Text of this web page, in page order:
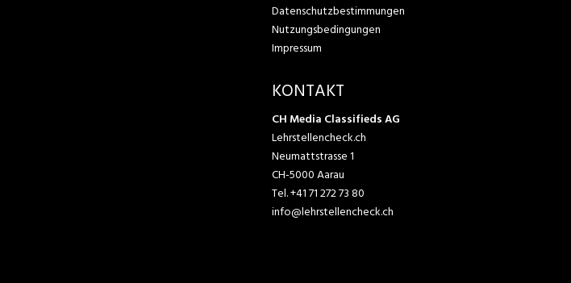
Datenschutzbestimmungen
Nutzungsbedingungen
Impressum
KONTAKT
CH Media Classifieds AG
Lehrstellencheck.ch
Neumattstrasse 1
CH-5000 Aarau
Tel.+41 71 272 73 80
info@lehrstellencheck.ch